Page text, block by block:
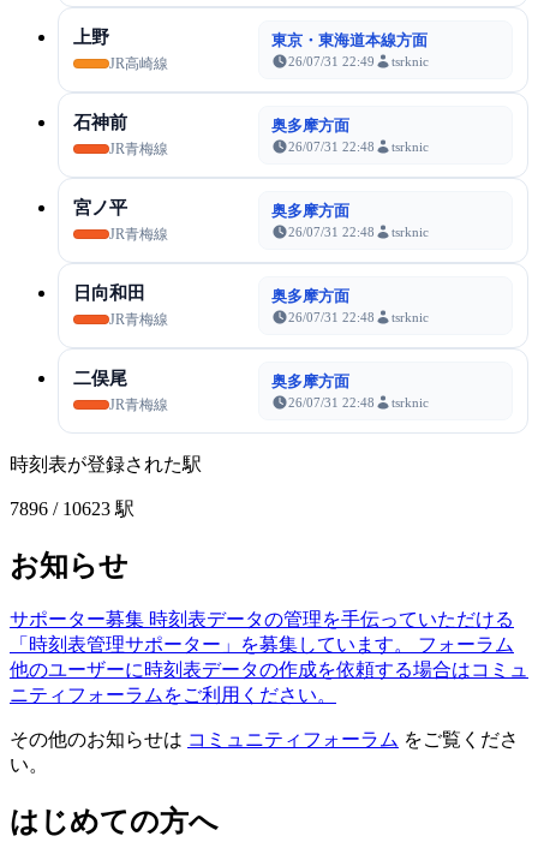
上野
JR高崎線
東京・東海道本線方面
26/07/31 22:49 tsrknic
石神前
JR青梅線
奥多摩方面
26/07/31 22:48 tsrknic
宮ノ平
JR青梅線
奥多摩方面
26/07/31 22:48 tsrknic
日向和田
JR青梅線
奥多摩方面
26/07/31 22:48 tsrknic
二俣尾
JR青梅線
奥多摩方面
26/07/31 22:48 tsrknic
時刻表が登録された駅
7896 / 10623 駅
お知らせ
サポーター募集 時刻表データの管理を手伝っていただける
「時刻表管理サポーター」を募集しています。
フォーラム
他のユーザーに時刻表データの作成を依頼する場合はコミュ
ニティフォーラムをご利用ください。
その他のお知らせは コミュニティフォーラム をご覧くださ
い。
はじめての方へ